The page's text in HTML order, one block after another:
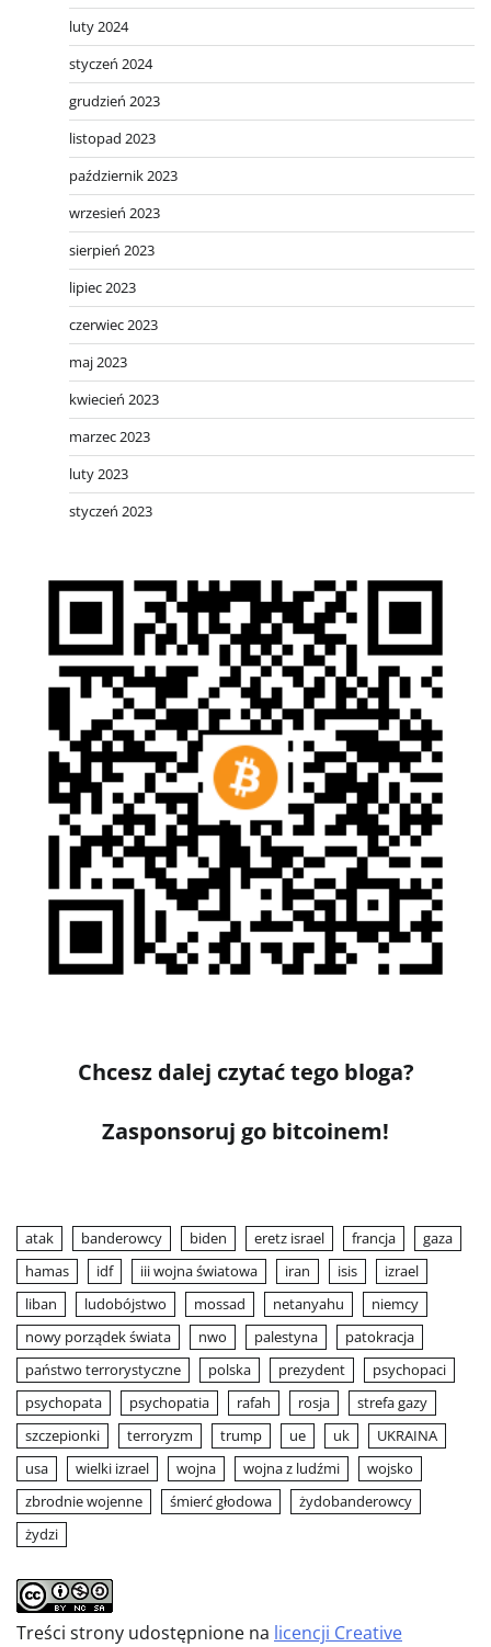
luty 2024
styczeń 2024
grudzień 2023
listopad 2023
październik 2023
wrzesień 2023
sierpień 2023
lipiec 2023
czerwiec 2023
maj 2023
kwiecień 2023
marzec 2023
luty 2023
styczeń 2023
Chcesz dalej czytać tego bloga?
Zasponsoruj go bitcoinem!
atak banderowcy biden eretz israel francja
gaza
hamas
idf iii wojna światowa iran isis
izrael
liban
ludobójstwo mossad netanyahu
niemcy
nowy porządek świata
nwo palestyna
patokracja
państwo terrorystyczne
polska prezydent
psychopaci
psychopata
psychopatia rafah rosja
strefa gazy
szczepionki
terroryzm trump ue uk
UKRAINA
usa
wielki izrael wojna wojna z ludźmi
wojsko
zbrodnie wojenne
śmierć głodowa
żydobanderowcy
żydzi
Treści strony udostępnione na licencji Creative